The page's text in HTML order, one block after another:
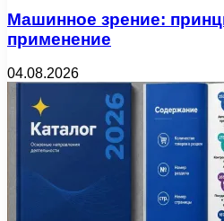
Машинное зрение:
применение
04.08.2026